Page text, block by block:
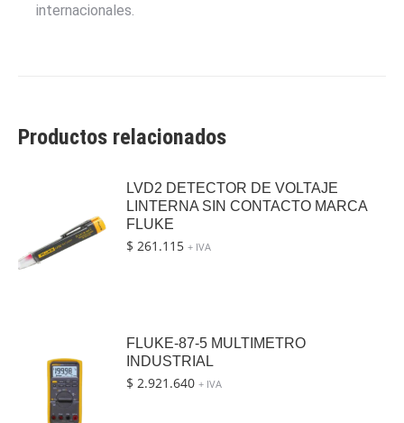
internacionales.
Productos relacionados
LVD2 DETECTOR DE VOLTAJE
LINTERNA SIN CONTACTO MARCA
FLUKE
$ 261.115 + IVA
FLUKE-87-5 MULTIMETRO
INDUSTRIAL
$ 2.921.640 + IVA